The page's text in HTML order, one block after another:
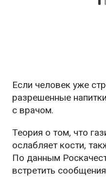
Если человек уже
разрешенные
с врачом.
Теория о том, что
ослабляет кости,
По данным
встретить